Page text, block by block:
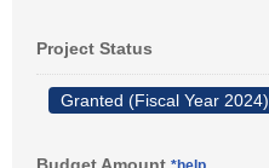
Project Status
Granted (Fiscal Year 2024)